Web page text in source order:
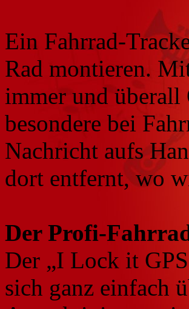
Ein Fahrrad-
Rad montieren.
immer und
besondere bei
Nachricht aufs
dort entfernt, wo
Der Profi-
Der „I Lock it
sich ganz einfach